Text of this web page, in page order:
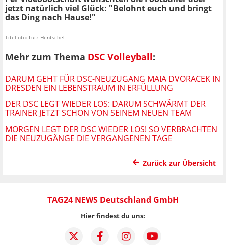
jetzt natürlich viel Glück: "Belohnt euch und bringt
das Ding nach Hause!"
Titelfoto: Lutz Hentschel
Mehr zum Thema DSC Volleyball:
DARUM GEHT FÜR DSC-NEUZUGANG MAIA DVORACEK IN
DRESDEN EIN LEBENSTRAUM IN ERFÜLLUNG
DER DSC LEGT WIEDER LOS: DARUM SCHWÄRMT DER
TRAINER JETZT SCHON VON SEINEM NEUEN TEAM
MORGEN LEGT DER DSC WIEDER LOS! SO VERBRACHTEN
DIE NEUZUGÄNGE DIE VERGANGENEN TAGE
Zurück zur Übersicht
TAG24 NEWS Deutschland GmbH
Hier findest du uns: